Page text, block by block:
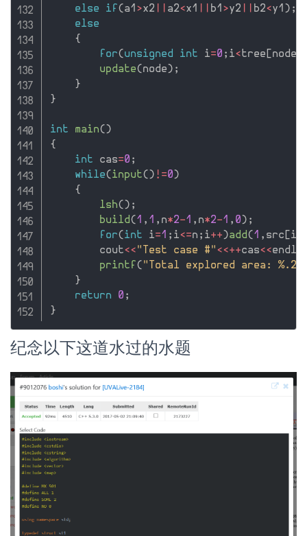
else
if (a1 >x2 || a2<x1 || b1 >y2 || b2<y1 ) ;
else
{
for(unsigned int i=0 ; i<tree [node
update(node) ;
}
}
int main()
{
int cas=0 ;
while(input() !=0)
{
lsh() ;
build(1 , 1 , n*2-1 , n*2-1 , 0) ;
for(int i=1 ; i<=n ; i++)add(1 , src [i
        cout
<< "Test case #" <<++cas<<endl
printf ( "Total explored area:
}
return
0 ;
}
纪念以下这道水过的水题